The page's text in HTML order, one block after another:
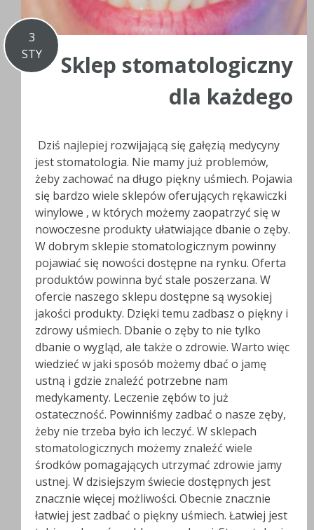
3
STY
Sklep stomatologiczny
dla każdego
Dziś najlepiej rozwijającą się gałęzią medycyny
jest stomatologia. Nie mamy już problemów,
żeby zachować na długo piękny uśmiech. Pojawia
się bardzo wiele sklepów oferujących rękawiczki
winylowe , w których możemy zaopatrzyć się w
nowoczesne produkty ułatwiające dbanie o zęby.
W dobrym sklepie stomatologicznym powinny
pojawiać się nowości dostępne na rynku. Oferta
produktów powinna być stale poszerzana. W
ofercie naszego sklepu dostępne są wysokiej
jakości produkty. Dzięki temu zadbasz o piękny i
zdrowy uśmiech. Dbanie o zęby to nie tylko
dbanie o wygląd, ale także o zdrowie. Warto więc
wiedzieć w jaki sposób możemy dbać o jamę
ustną i gdzie znaleźć potrzebne nam
medykamenty. Leczenie zębów to już
ostateczność. Powinniśmy zadbać o nasze zęby,
żeby nie trzeba było ich leczyć. W sklepach
stomatologicznych możemy znaleźć wiele
środków pomagających utrzymać zdrowie jamy
ustnej. W dzisiejszym świecie dostępnych jest
znacznie więcej możliwości. Obecnie znacznie
łatwiej jest zadbać o piękny uśmiech. Łatwiej jest